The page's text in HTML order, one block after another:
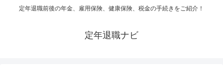
定年退職前後の年金、雇用保険、健康保険、税金の手続きをご紹介！
定年退職ナビ